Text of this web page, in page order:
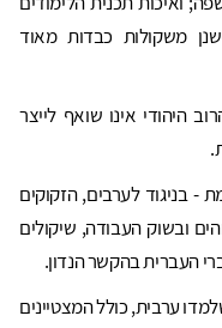
משקולות כבדות מאוד
היהודי אינו שואף לייצר
- בניגוד לערבים, הזקוקים
ובשוק העבודה, שיקולים
העברית בהקשר הנדון.
ערבית, כולל המצטיינים